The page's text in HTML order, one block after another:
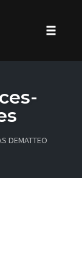
DEMATTEO